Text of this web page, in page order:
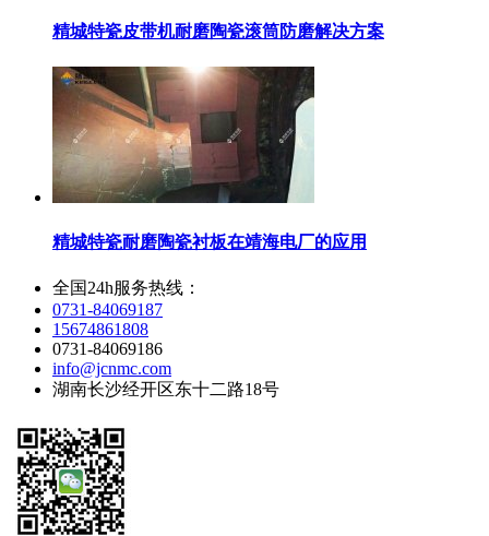
精城特瓷皮带机耐磨陶瓷滚筒防磨解决方案
精城特瓷耐磨陶瓷衬板在靖海电厂的应用
全国24h服务热线：
0731-84069187
15674861808
0731-84069186
info@jcnmc.com
湖南长沙经开区东十二路18号